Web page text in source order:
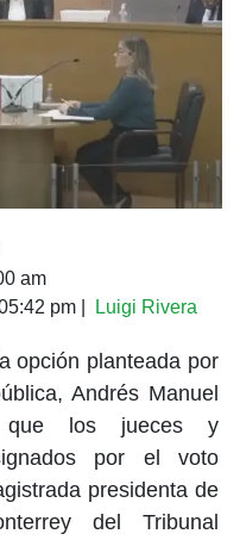
am
pm Luigi Rivera
opción planteada por
Andrés Manuel
que los jueces y
por el voto
presidenta de
del Tribunal